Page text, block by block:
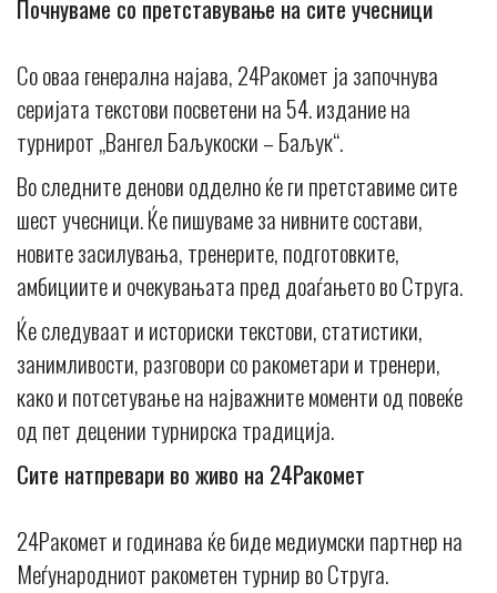
Почнуваме со претставување на сите учесници
Со оваа генерална најава, 24Ракомет ја започнува
серијата текстови посветени на 54. издание на
турнирот „Вангел Баљукоски – Баљук“.
Во следните денови одделно ќе ги претставиме сите
шест учесници. Ќе пишуваме за нивните состави,
новите засилувања, тренерите, подготовките,
амбициите и очекувањата пред доаѓањето во Струга.
Ќе следуваат и историски текстови, статистики,
занимливости, разговори со ракометари и тренери,
како и потсетување на најважните моменти од повеќе
од пет децении турнирска традиција.
Сите натпревари во живо на 24Ракомет
24Ракомет и годинава ќе биде медиумски партнер на
Меѓународниот ракометен турнир во Струга.